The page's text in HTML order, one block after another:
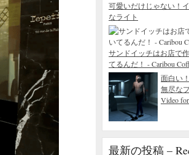
可愛いだけじゃない！
なライト
サンドイッチはお店で
てるんだ！ - Caribou
面白い
無尽な
Video
最新の投稿 –